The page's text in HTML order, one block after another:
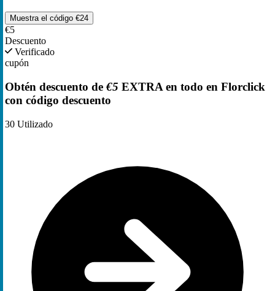
Muestra el código €24
€5
Descuento
Verificado
cupón
Obtén descuento de €5 EXTRA en todo en Florclick
con código descuento
30 Utilizado